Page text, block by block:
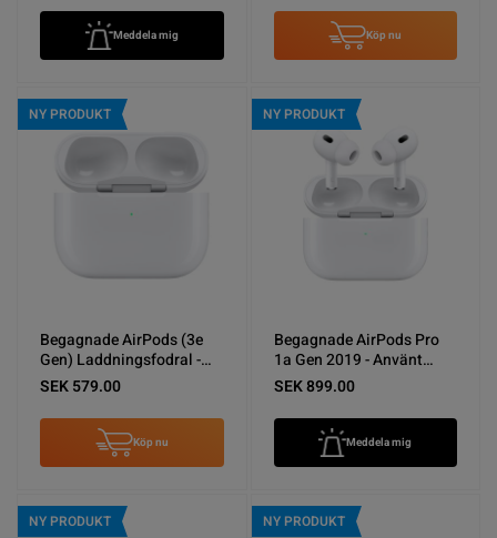
Meddela mig Köp nu
NY PRODUKT
Begagnade AirPods (3e
Gen) Laddningsfodral -
Bra skick
SEK 579.00
Köp nu
NY PRODUKT
Begagnade AirPods Pro
1a Gen 2019 - Använt
skick
SEK 899.00
Meddela mig
NY PRODUKT NY PRODUKT